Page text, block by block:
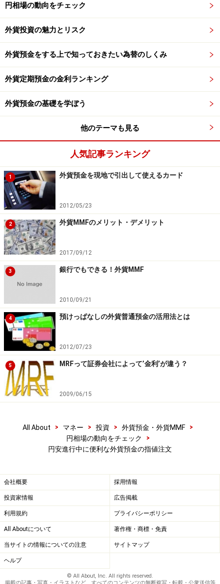
円相場の動向をチェック
外貨投資の魅力とリスク
外貨預金をする上で知っておきたい為替のしくみ
外貨定期預金の金利ランキング
外貨預金の基礎を学ぼう
他のテーマも見る
人気記事ランキング
1 外貨預金を現地で引出して使えるカード
2012/05/23
2 外貨MMFのメリット・デメリット
2017/09/12
3 銀行でもできる！外貨MMF
2010/09/21
4 預けっぱなしの外貨普通預金の活用法とは
2012/07/23
5 MRFって証券会社によって’金利’が違う？
2009/06/15
All About > マネー > 投資 > 外貨預金・外貨MMF
>
円相場の動向をチェック
>
円安進行中に便利な外貨預金の指値注文
会社概要 採用情報
投資家情報 広告掲載
利用規約 プライバシーポリシー
All Aboutについて 著作権・商標・免責
当サイトの情報についての注意 サイトマップ
ヘルプ
© All About, Inc. All rights reserved.
掲載の記事・写真・イラストなど、すべてのコンテンツの無断複写・転載・公衆送信等